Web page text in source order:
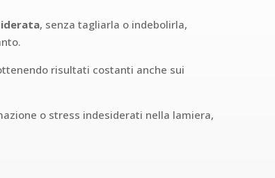
, senza tagliarla o indebolirla,
risultati costanti anche sui
o stress indesiderati nella lamiera,